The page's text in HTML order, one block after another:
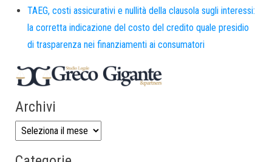
TAEG, costi assicurativi e nullità della clausola sugli interessi:
la corretta indicazione del costo del credito quale presidio
di trasparenza nei finanziamenti ai consumatori
Archivi